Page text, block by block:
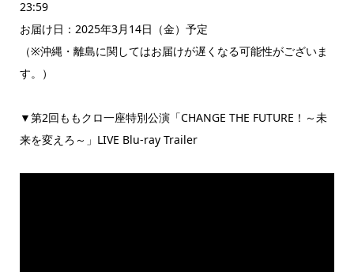
23:59
お届け日：2025年3月14日（金）予定
（※沖縄・離島に関してはお届けが遅くなる可能性がございま
す。）
▼第2回ももクロ一座特別公演「CHANGE THE FUTURE！～未
来を変えろ～」LIVE Blu-ray Trailer